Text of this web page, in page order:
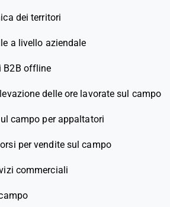
dei territori
a livello aziendale
B2B offline
delle ore lavorate sul campo
campo per appaltatori
per vendite sul campo
commerciali